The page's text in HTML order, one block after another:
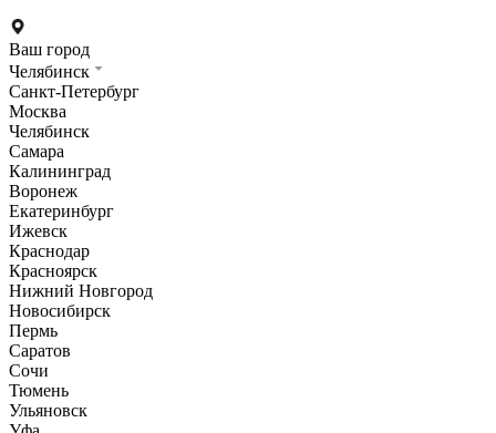
Ваш город
Челябинск
Санкт-Петербург
Москва
Челябинск
Самара
Калининград
Воронеж
Екатеринбург
Ижевск
Краснодар
Красноярск
Нижний Новгород
Новосибирск
Пермь
Саратов
Сочи
Тюмень
Ульяновск